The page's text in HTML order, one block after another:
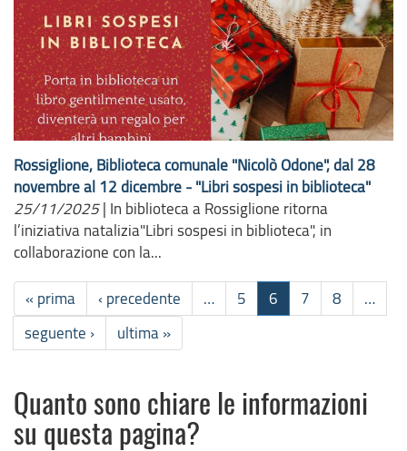
Rossiglione, Biblioteca comunale "Nicolò Odone", dal 28
novembre al 12 dicembre - "Libri sospesi in biblioteca"
25/11/2025 | In biblioteca a Rossiglione ritorna
l’iniziativa natalizia"Libri sospesi in biblioteca", in
collaborazione con la...
« prima ‹ precedente … 5 6 7 8
…
seguente ›
ultima »
Quanto sono chiare le informazioni
su questa pagina?